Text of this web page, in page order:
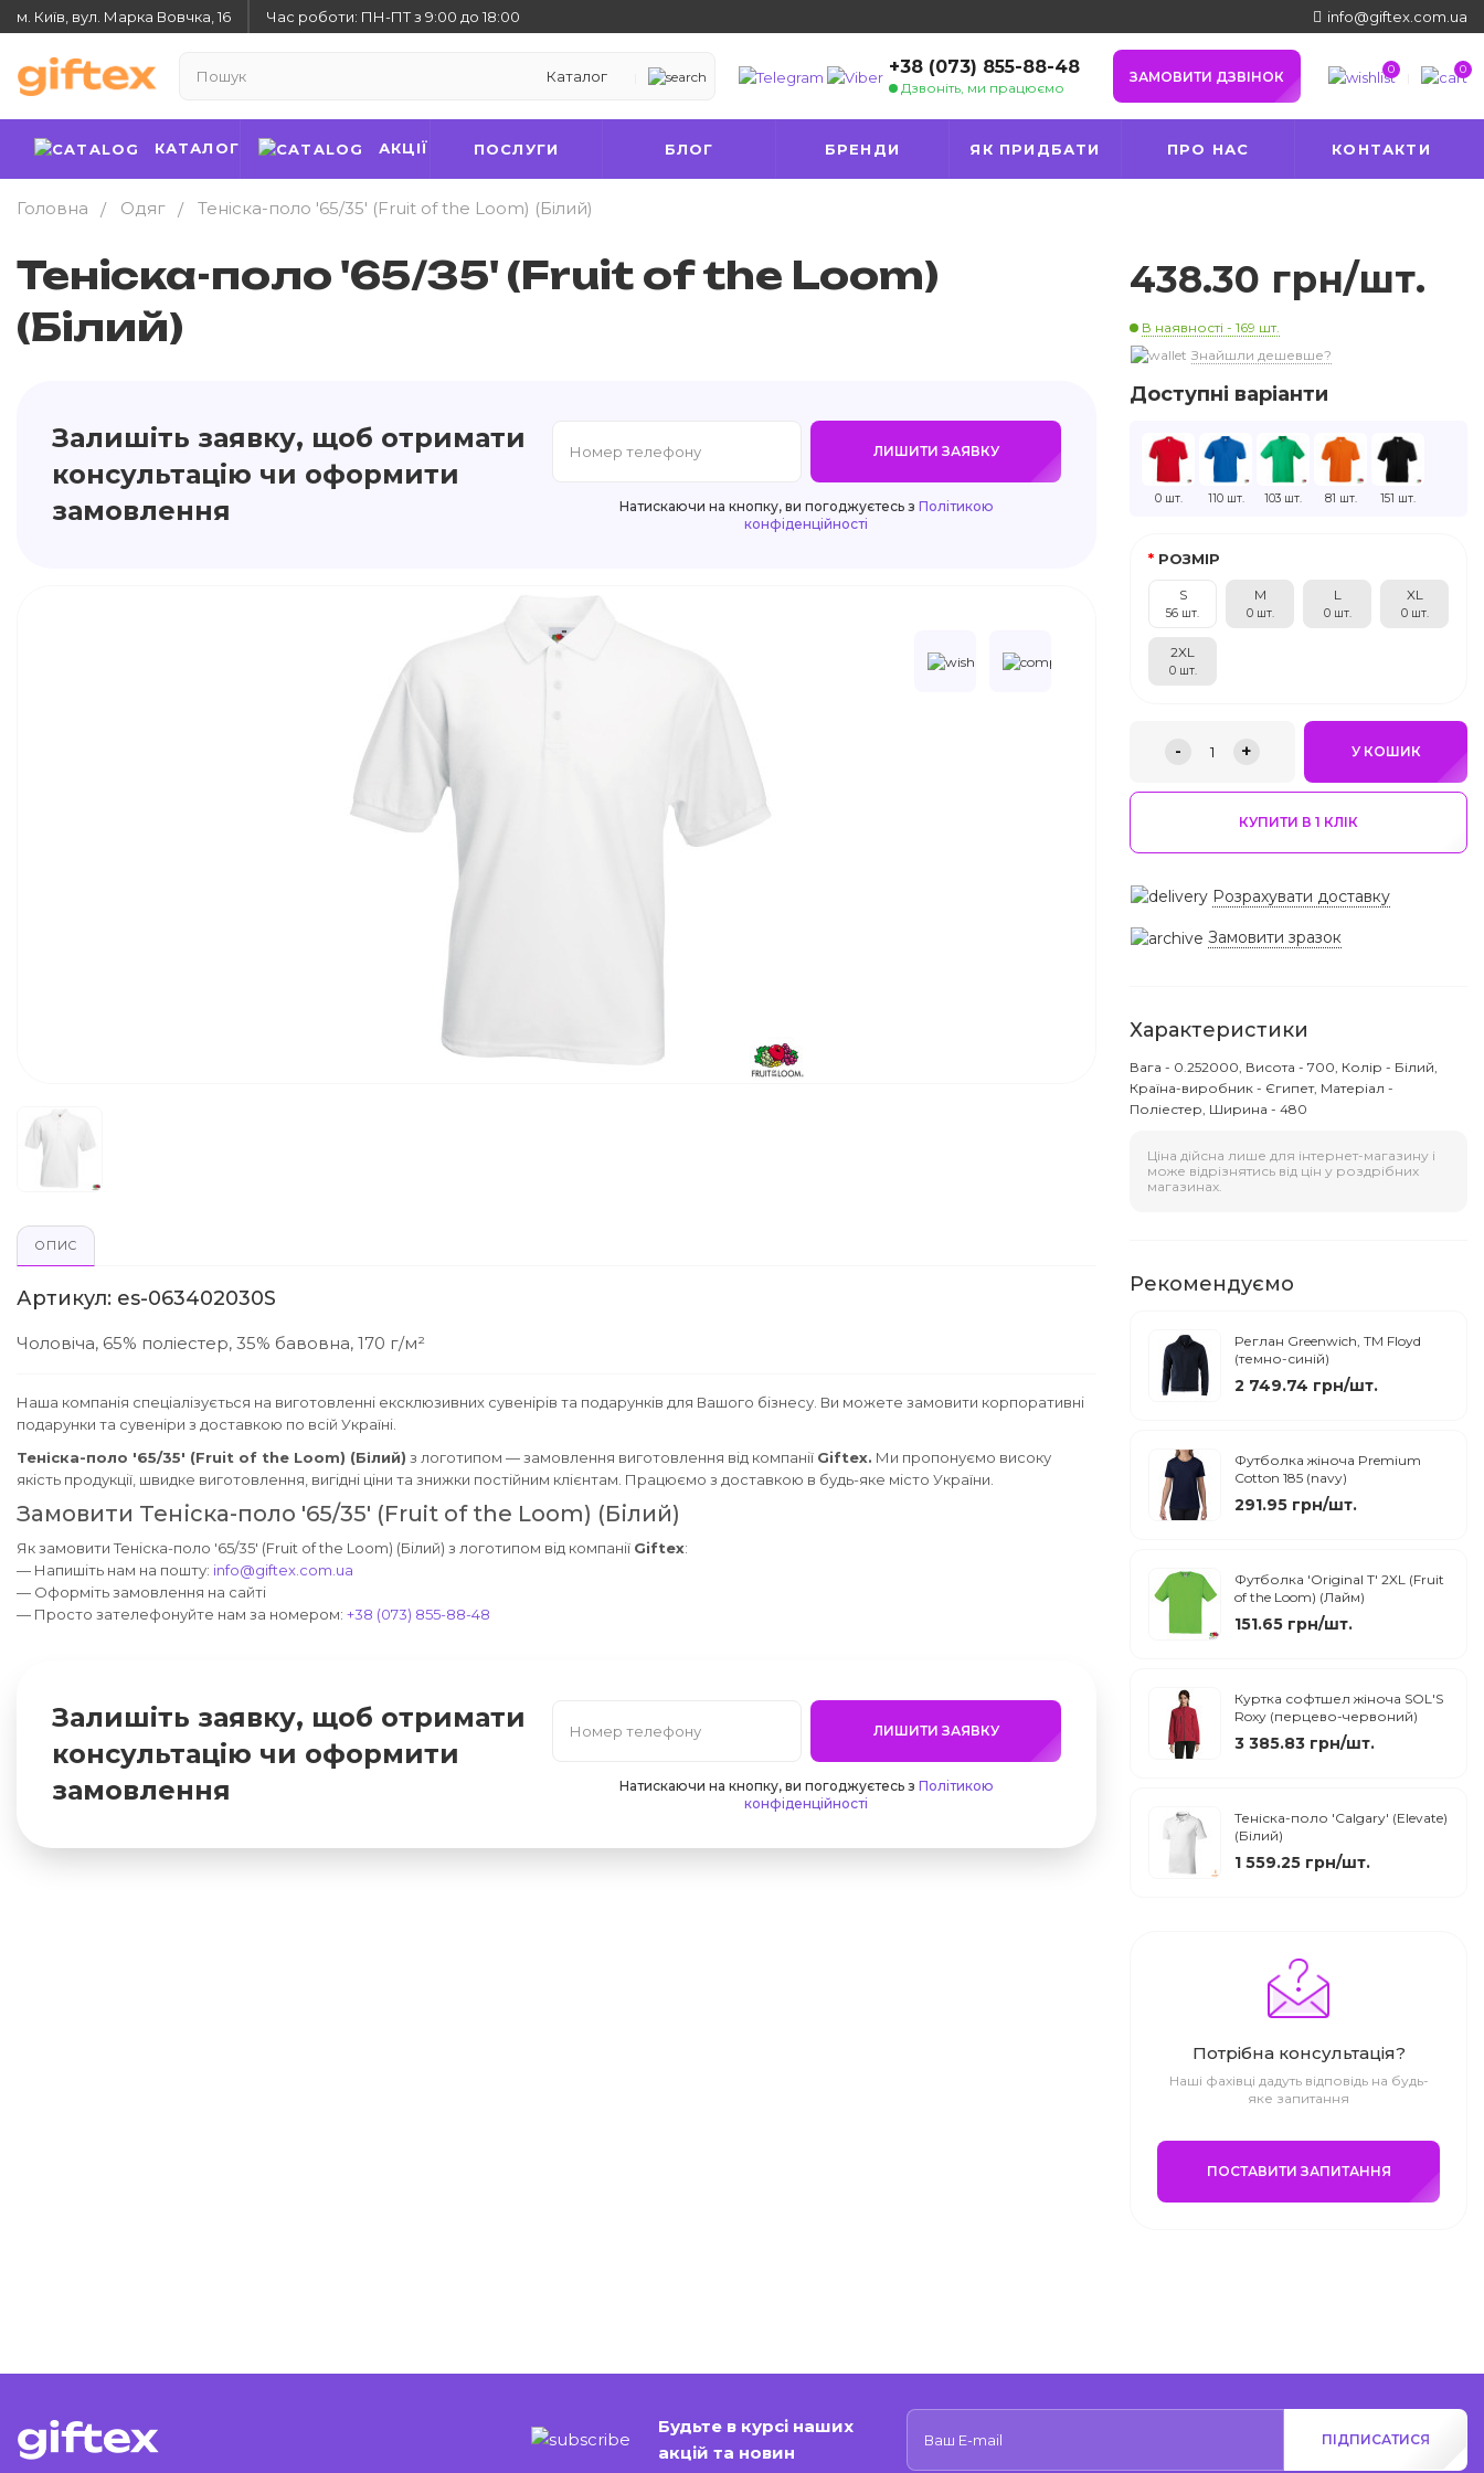
м. Київ, вул. Марка Вовчка, 16 Час роботи: ПН-ПТ з 9:00 до 18:00 info@giftex.com.ua
Каталог +38 (073) 855-88-48
Дзвоніть, ми працюємо
ЗАМОВИТИ ДЗВІНОК 0 0
КАТАЛОГ АКЦІЇ ПОСЛУГИ БЛОГ БРЕНДИ ЯК ПРИДБАТИ ПРО НАС КОНТАКТИ
Головна Одяг Теніска-поло '65/35' (Fruit of the Loom) (Білий)
Теніска-поло '65/35' (Fruit of the Loom)
(Білий)
Залишіть заявку, щоб отримати
консультацію чи оформити
замовлення
ЛИШИТИ ЗАЯВКУ
Натискаючи на кнопку, ви погоджуєтесь з Політикою
конфіденційності
ОПИС
Артикул: es-063402030S
Чоловіча, 65% поліестер, 35% бавовна, 170 г/м²
Наша компанія спеціалізується на виготовленні ексклюзивних сувенірів та подарунків для Вашого бізнесу. Ви можете замовити корпоративні
подарунки та сувеніри з доставкою по всій Україні.
Теніска-поло '65/35' (Fruit of the Loom) (Білий) з логотипом — замовлення виготовлення від компанії Giftex. Ми пропонуємо високу
якість продукції, швидке виготовлення, вигідні ціни та знижки постійним клієнтам. Працюємо з доставкою в будь-яке місто України.
Замовити Теніска-поло '65/35' (Fruit of the Loom) (Білий)
Як замовити Теніска-поло '65/35' (Fruit of the Loom) (Білий) з логотипом від компанії Giftex:
— Напишіть нам на пошту: info@giftex.com.ua
— Оформіть замовлення на сайті
— Просто зателефонуйте нам за номером: +38 (073) 855-88-48
Залишіть заявку, щоб отримати
консультацію чи оформити
замовлення
ЛИШИТИ ЗАЯВКУ
Натискаючи на кнопку, ви погоджуєтесь з Політикою
конфіденційності
438.30 грн/шт.
В наявності - 169 шт.
Знайшли дешевше?
Доступні варіанти
0 шт. 110 шт. 103 шт. 81 шт. 151 шт.
РОЗМІР
S
56 шт.
M
0 шт.
L
0 шт.
XL
0 шт.
2XL
0 шт.
- 1 + У КОШИК
КУПИТИ В 1 КЛIК
Розрахувати доставку
Замовити зразок
Характеристики
Вага - 0.252000, Висота - 700, Колір - Білий,
Країна-виробник - Єгипет, Матеріал -
Поліестер, Ширина - 480
Ціна дійсна лише для інтернет-магазину і
може відрізнятись від цін у роздрібних
магазинах.
Рекомендуємо
Реглан Greenwich, ТМ Floyd
(темно-синій)
2 749.74 грн/шт.
Футболка жіноча Premium
Cotton 185 (navy)
291.95 грн/шт.
Футболка 'Original T' 2XL (Fruit
of the Loom) (Лайм)
151.65 грн/шт.
Куртка софтшел жіноча SOL'S
Roxy (перцево-червоний)
3 385.83 грн/шт.
Теніска-поло 'Calgary' (Elevate)
(Білий)
1 559.25 грн/шт.
Потрібна консультація?
Наші фахівці дадуть відповідь на будь-
яке запитання
ПОСТАВИТИ ЗАПИТАННЯ
Будьте в курсі наших
акцій та новин
ПІДПИСАТИСЯ